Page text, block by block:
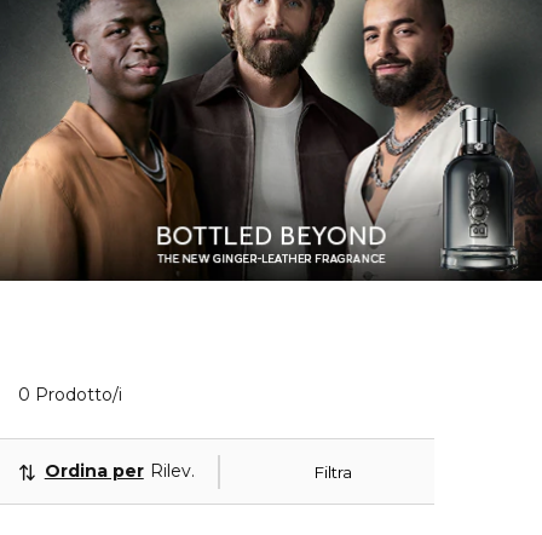
0 Prodotto/i
Filtra
Ordina per Rilevanza